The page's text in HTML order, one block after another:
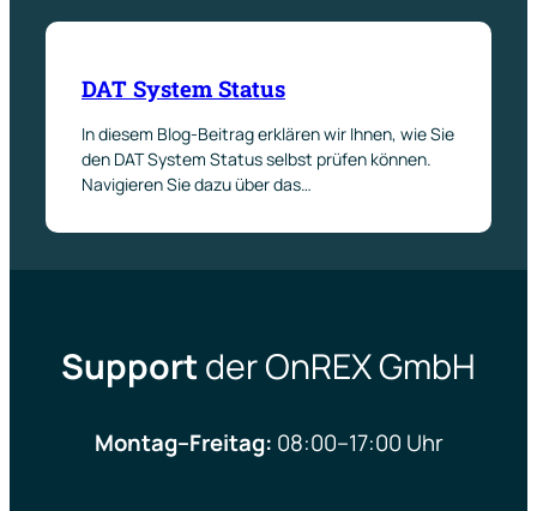
DAT System Status
In diesem Blog-Beitrag erklären wir Ihnen, wie Sie
den DAT System Status selbst prüfen können.
Navigieren Sie dazu über das…
Support der OnREX GmbH
Montag–Freitag: 08:00–17:00 Uhr